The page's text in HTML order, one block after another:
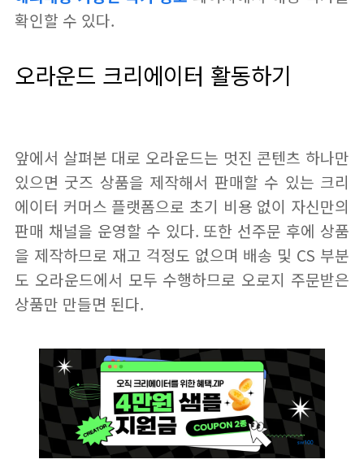
확인할 수 있다.
오라운드 크리에이터 활동하기
앞에서 살펴본 대로 오라운드는 멋진 콘텐츠 하나만
있으면 굿즈 상품을 제작해서 판매할 수 있는 크리
에이터 커머스 플랫폼으로 초기 비용 없이 자신만의
판매 채널을 운영할 수 있다. 또한 선주문 후에 상품
을 제작하므로 재고 걱정도 없으며 배송 및 CS 부분
도 오라운드에서 모두 수행하므로 오로지 주문받은
상품만 만들면 된다.